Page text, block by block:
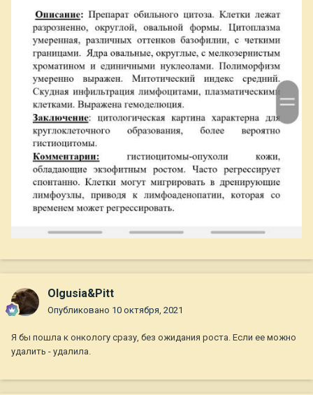
Olgusia&Pitt
Опубликовано 10 октября, 2021
Я бы пошла к онкологу сразу, без ожидания роста. Если ее можно
удалить - удалила.